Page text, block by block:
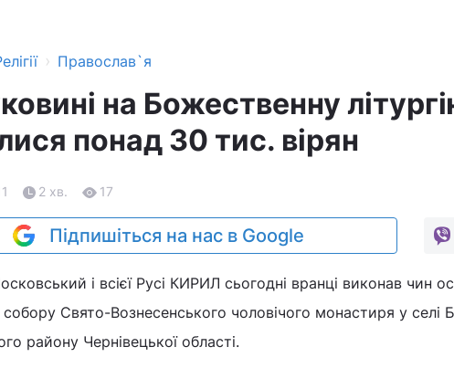
› Православ`я
на Божественну
понад 30 тис. вірян
2 хв. 17
Підпишіться на нас в Google
і всієї Русі КИРИЛ сьогодні вранці виконав чин
собору Свято-Вознесенського чоловічого монастиря у селі
району Чернівецької області.